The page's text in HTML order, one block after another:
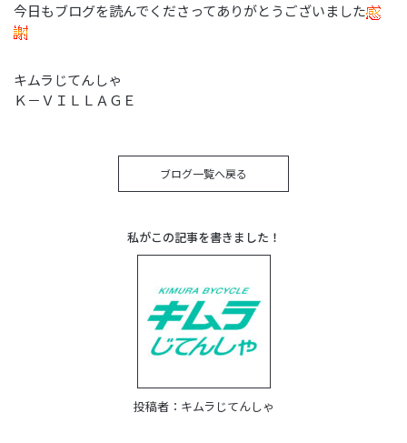
今日もブログを読んでくださってありがとうございました
キムラじてんしゃ
Ｋ－ＶＩＬＬＡＧＥ
ブログ一覧へ戻る
私がこの記事を書きました！
投稿者： キムラじてんしゃ